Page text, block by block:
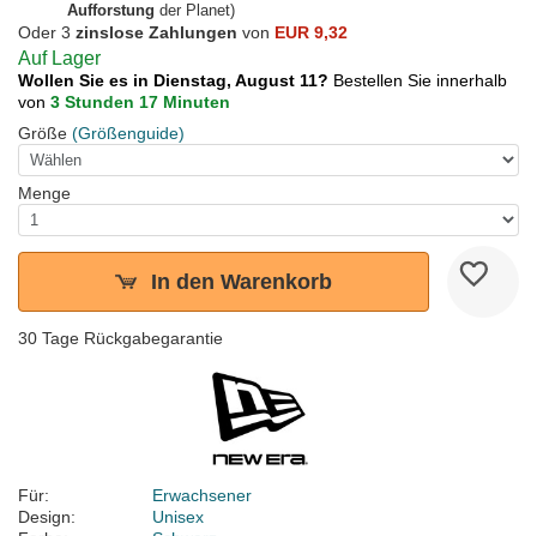
Aufforstung der Planet)
Oder 3 zinslose Zahlungen von EUR 9,32
Auf Lager
Wollen Sie es in Dienstag, August 11? Bestellen Sie innerhalb
von 3 Stunden 17 Minuten
Größe (Größenguide)
Menge
In den Warenkorb
30 Tage Rückgabegarantie
Für:
Erwachsener
Design:
Unisex